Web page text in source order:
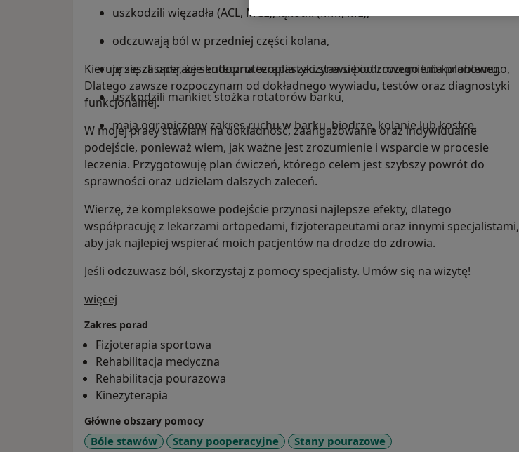
uszkodzili więzadła (ACL, MCL), łąkotki (MM, ML),
odczuwają ból w przedniej części kolana,
przeszli operacje endoprotezoplastyki stawu biodrowego lub kolanowego,
uszkodzili mankiet stożka rotatorów barku,
mają ograniczony zakres ruchu w barku, biodrze, kolanie lub kostce.
Kieruję się zasadą, że skuteczna terapia zaczyna się od zrozumienia problemu.
Dlatego zawsze rozpoczynam od dokładnego wywiadu, testów oraz diagnostyki
funkcjonalnej.
W mojej pracy stawiam na dokładność, zaangażowanie oraz indywidualne
podejście, ponieważ wiem, jak ważne jest zrozumienie i wsparcie w procesie
leczenia. Przygotowuję plan ćwiczeń, którego celem jest szybszy powrót do
sprawności oraz udzielam dalszych zaleceń.
Wierzę, że kompleksowe podejście przynosi najlepsze efekty, dlatego
współpracuję z lekarzami ortopedami, fizjoterapeutami oraz innymi specjalistami,
aby jak najlepiej wspierać moich pacjentów na drodze do zdrowia.
Jeśli odczuwasz ból, skorzystaj z pomocy specjalisty. Umów się na wizytę!
więcej
Zakres porad
Fizjoterapia sportowa
Rehabilitacja medyczna
Rehabilitacja pourazowa
Kinezyterapia
Główne obszary pomocy
Bóle stawów Stany pooperacyjne
Stany pourazowe